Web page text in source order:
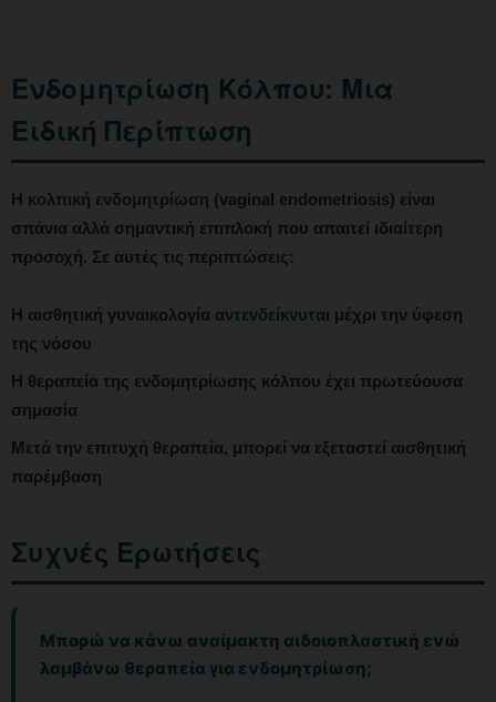
Ενδομητρίωση Κόλπου: Μια
Ειδική Περίπτωση
Η κολπική ενδομητρίωση (vaginal endometriosis) είναι
σπάνια αλλά σημαντική επιπλοκή που απαιτεί ιδιαίτερη
προσοχή. Σε αυτές τις περιπτώσεις:
Η αισθητική γυναικολογία αντενδείκνυται μέχρι την ύφεση
της νόσου
Η θεραπεία της ενδομητρίωσης κόλπου έχει πρωτεύουσα
σημασία
Μετά την επιτυχή θεραπεία, μπορεί να εξεταστεί αισθητική
παρέμβαση
Συχνές Ερωτήσεις
Μπορώ να κάνω αναίμακτη αιδοιοπλαστική ενώ
λαμβάνω θεραπεία για ενδομητρίωση;